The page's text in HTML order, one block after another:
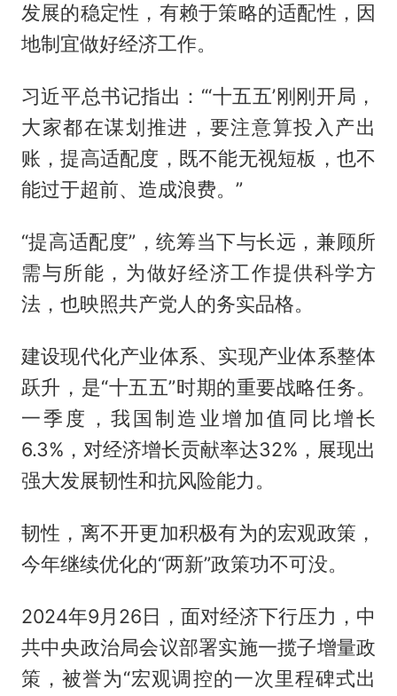
发展的稳定性，有赖于策略的适配性，因
地制宜做好经济工作。
习近平总书记指出：“‘十五五’刚刚开局，
大家都在谋划推进，要注意算投入产出
账，提高适配度，既不能无视短板，也不
能过于超前、造成浪费。”
“提高适配度”，统筹当下与长远，兼顾所
需与所能，为做好经济工作提供科学方
法，也映照共产党人的务实品格。
建设现代化产业体系、实现产业体系整体
跃升，是“十五五”时期的重要战略任务。
一季度，我国制造业增加值同比增长
6.3%，对经济增长贡献率达32%，展现出
强大发展韧性和抗风险能力。
韧性，离不开更加积极有为的宏观政策，
今年继续优化的“两新”政策功不可没。
2024年9月26日，面对经济下行压力，中
共中央政治局会议部署实施一揽子增量政
策，被誉为“宏观调控的一次里程碑式出